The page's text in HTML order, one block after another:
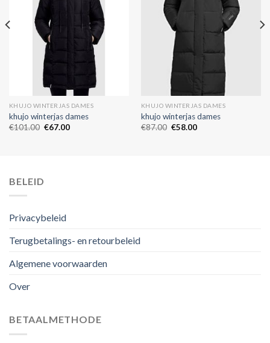
KHUJO WINTERJAS DAMES
khujo winterjas dames
€101.00 €67.00
KHUJO WINTERJAS DAMES
khujo winterjas dames
€87.00 €58.00
BELEID
Privacybeleid
Terugbetalings- en retourbeleid
Algemene voorwaarden
Over
BETAALMETHODE